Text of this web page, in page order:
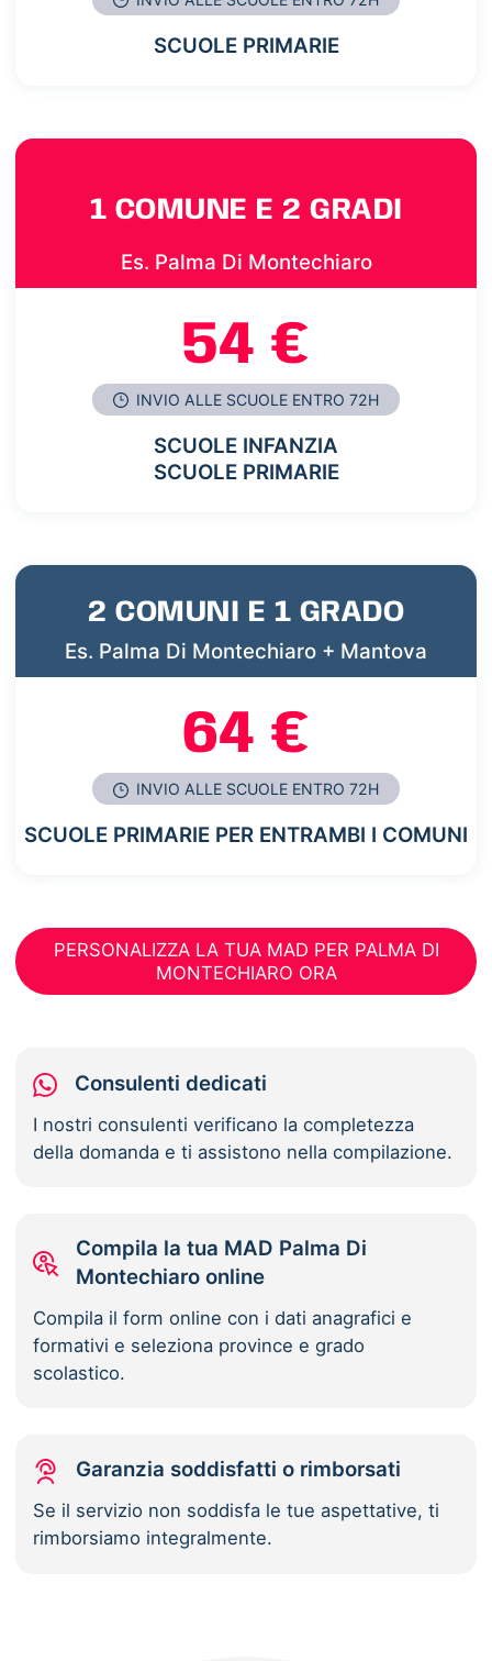
SCUOLE PRIMARIE
1 COMUNE E 2 GRADI
Es. Palma Di Montechiaro
54 €
INVIO ALLE SCUOLE ENTRO 72H
SCUOLE INFANZIA
SCUOLE PRIMARIE
2 COMUNI E 1 GRADO
Es. Palma Di Montechiaro + Mantova
64 €
INVIO ALLE SCUOLE ENTRO 72H
SCUOLE PRIMARIE PER ENTRAMBI I COMUNI
PERSONALIZZA LA TUA MAD PER PALMA DI
MONTECHIARO ORA
Consulenti dedicati
I nostri consulenti verificano la completezza
della domanda e ti assistono nella compilazione.
Compila la tua MAD Palma Di
Montechiaro online
Compila il form online con i dati anagrafici e
formativi e seleziona province e grado
scolastico.
Garanzia soddisfatti o rimborsati
Se il servizio non soddisfa le tue aspettative, ti
rimborsiamo integralmente.